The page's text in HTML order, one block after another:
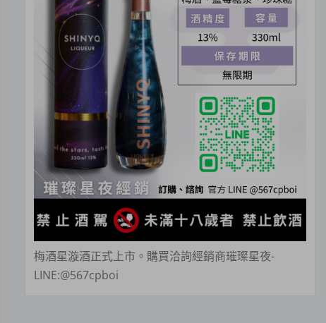
梅酒星漩酒正式上市。購買洽詢經銷商璀璨星夜-
LINE:@567cpboi